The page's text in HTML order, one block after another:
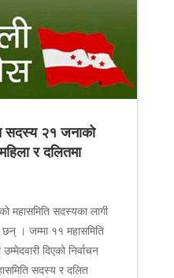
सदस्य २१ जनाको
र दलितमा
महासमिति सदस्यका लागी
छन् । जम्मा ११ महासमिति
दिएको निर्वाचन
सदस्य र दलित